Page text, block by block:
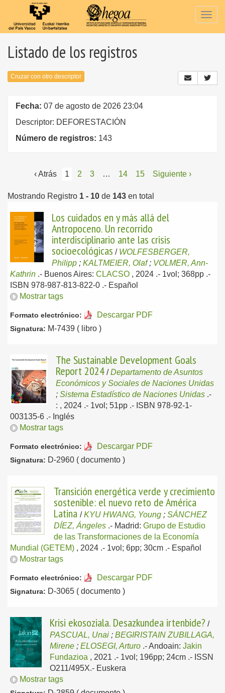
Listado de los registros
Cruzar con otro descriptor
Fecha: 07 de agosto de 2026 23:04
Descriptor: DEFORESTACIÓN
Número de registros: 143
‹ Atrás 1 2 3 … 14 15 Siguiente ›
Mostrando Registro 1 - 10 de 143 en total
Los cuidados en y más allá del
Antropoceno. Un recorrido
interdisciplinario ante las crisis
socioecológicas / WOLFESBERGER,
Philipp ; KALTMEIER, Olaf; VOLMER, Ann-
Kathrin .- Buenos Aires: CLACSO , 2024 .- 1vol; 368pp .-
ISBN 978-987-813-822-0 .- Español
Mostrar tags
Formato electrónico: Descargar PDF
Signatura: M-7439 ( libro )
The Sustainable Development Goals
Report 2024 /Departamento de Asuntos
Económicos y Sociales de Naciones Unidas
; Sistema Estadístico de Naciones Unidas .-
: , 2024 .- 1vol; 51pp .- ISBN 978-92-1-
003135-6 .- Inglés
Mostrar tags
Formato electrónico: Descargar PDF
Signatura: D-2960 ( documento )
Transición energética verde y crecimiento
sostenible: el nuevo reto de América
Latina /KYU HWANG, Young ; SÁNCHEZ
DÍEZ, Ángeles .- Madrid: Grupo de Estudio
de las Transformaciones de la Economía
Mundial (GETEM) , 2024 .- 1vol; 6pp; 30cm .- Español
Mostrar tags
Formato electrónico: Descargar PDF
Signatura: D-3065 ( documento )
Krisi ekosoziala. Desazkundea irtenbide? /
PASCUAL, Unai ; BEGIRISTAIN ZUBILLAGA,
Mirene ; ELOSEGI, Arturo .-Andoain: Jakin
Fundazioa , 2021 .- 1vol; 196pp; 24cm .- ISSN
O211/495X.- Euskera
Mostrar tags